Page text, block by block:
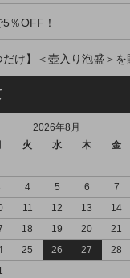
％OFF！
だけ】＜壺入り泡盛＞
2026年8月
火 水 木 金
4 5 6 7
11 12 13 14
18 19 20 21
25 26 27 28